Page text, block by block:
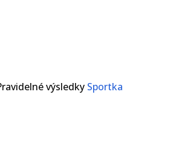
výsledky Sportka